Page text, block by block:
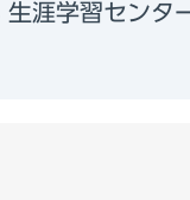
生涯学習センタ